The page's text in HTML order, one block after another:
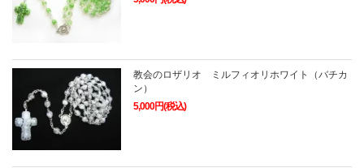
教会のロザリオ ミルフィオリホワイト（バチカ
ン）
5,000円(税込)